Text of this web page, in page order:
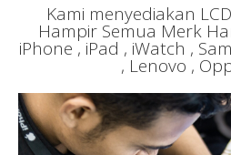
Kami menyediakan
Hampir Semua Merk
iPhone , iPad , iWatch ,
, Lenovo ,